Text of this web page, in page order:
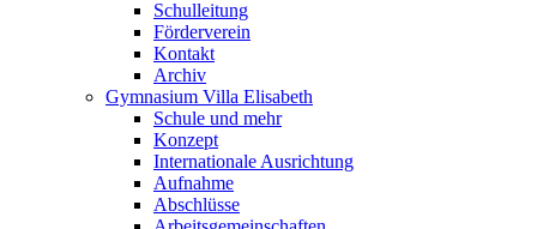
Schulleitung
Förderverein
Kontakt
Archiv
Gymnasium Villa Elisabeth
Schule und mehr
Konzept
Internationale Ausrichtung
Aufnahme
Abschlüsse